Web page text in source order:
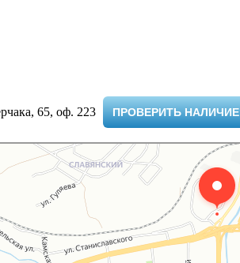
65, оф. 223 ПРОВЕРИТЬ НАЛИЧИЕ